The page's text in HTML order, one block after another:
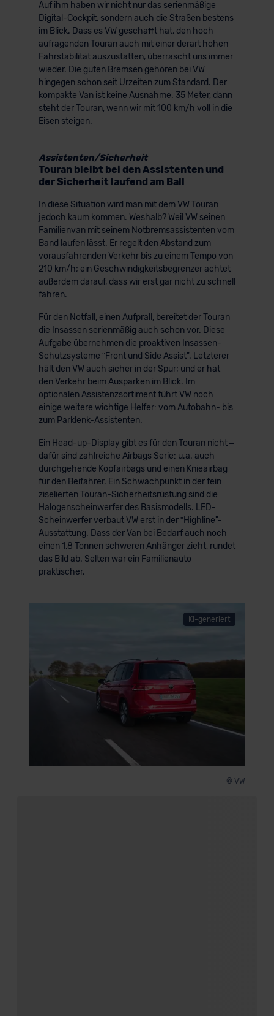
der EU erfolgt, erfolgt dies ausschließlich auf der
Grundlage eines Angemessenheitsbeschlusses der EU-
Kommission (Art. 45 Abs. 1 DSGVO), von
Standarddatenschutzklauseln (Art. 46 Abs. 2 lit. c
DSGVO) oder wenn Sie hierzu Ihre Einwilligung freiwillig
erteilen. Nähere Informationen zu den bestehenden
Datenschutzklauseln können Sie über den Kontakt zu
unserem Datenschutzbeauftragten unter
Datenschutzerklärung|Impressum
Auf ihm haben wir nicht nur das serienmäßige
Digital-Cockpit, sondern auch die Straßen bestens
im Blick. Dass es VW geschafft hat, den hoch
aufragenden Touran auch mit einer derart hohen
Fahrstabilität auszustatten, überrascht uns immer
wieder. Die guten Bremsen gehören bei VW
hingegen schon seit Urzeiten zum Standard. Der
kompakte Van ist keine Ausnahme. 35 Meter, dann
steht der Touran, wenn wir mit 100 km/h voll in die
Eisen steigen.
Assistenten/Sicherheit
Touran bleibt bei den Assistenten und
der Sicherheit laufend am Ball
In diese Situation wird man mit dem VW Touran
jedoch kaum kommen. Weshalb? Weil VW seinen
Familienvan mit seinem Notbremsassistenten vom
Band laufen lässt. Er regelt den Abstand zum
vorausfahrenden Verkehr bis zu einem Tempo von
210 km/h; ein Geschwindigkeitsbegrenzer achtet
außerdem darauf, dass wir erst gar nicht zu schnell
fahren.
Für den Notfall, einen Aufprall, bereitet der Touran
die Insassen serienmäßig auch schon vor. Diese
Aufgabe übernehmen die proaktiven Insassen-
Schutzsysteme ʺFront und Side Assist". Letzterer
hält den VW auch sicher in der Spur; und er hat
den Verkehr beim Ausparken im Blick. Im
optionalen Assistenzsortiment führt VW noch
einige weitere wichtige Helfer: vom Autobahn- bis
zum Parklenk-Assistenten.
Ein Head-up-Display gibt es für den Touran nicht –
dafür sind zahlreiche Airbags Serie: u.a. auch
durchgehende Kopfairbags und einen Knieairbag
für den Beifahrer. Ein Schwachpunkt in der fein
ziselierten Touran-Sicherheitsrüstung sind die
Halogenscheinwerfer des Basismodells. LED-
Scheinwerfer verbaut VW erst in der ʺHighline"-
Ausstattung. Dass der Van bei Bedarf auch noch
einen 1,8 Tonnen schweren Anhänger zieht, rundet
das Bild ab. Selten war ein Familienauto
praktischer.
KI-generiert
© VW